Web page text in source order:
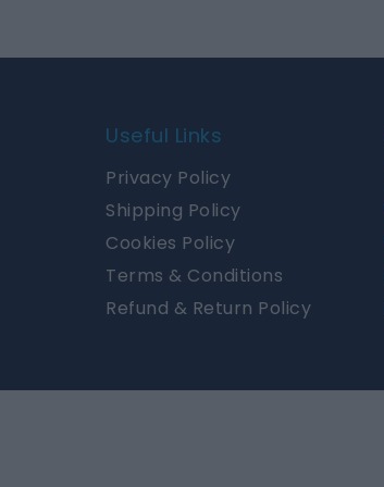
Useful Links
Privacy Policy
Shipping Policy
Cookies Policy
Terms & Conditions
Refund & Return Policy